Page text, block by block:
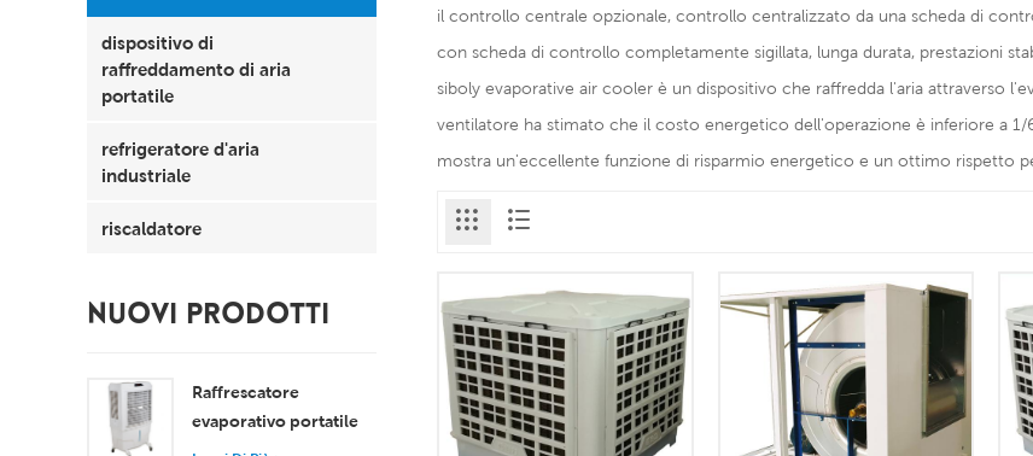
dispositivo di
raffreddamento di aria
portatile
refrigeratore d'aria
industriale
riscaldatore
NUOVI PRODOTTI
Raffrescatore
evaporativo portatile
da 8000 m³/h con
il controllo centrale opzionale, controllo centralizzato da una scheda di
con scheda di controllo completamente sigillata, lunga durata, prestazioni
siboly evaporative air cooler è un dispositivo che raffredda l'aria attraverso
ventilatore ha stimato che il costo energetico dell'operazione è inferiore a 1/
mostra un'eccellente funzione di risparmio energetico e un ottimo rispetto